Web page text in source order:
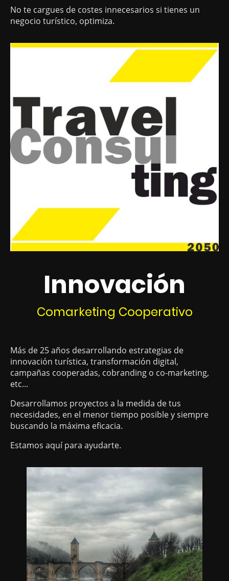
No te cargues de costes innecesarios si tienes un
negocio turístico, optimiza.
Innovación
Comarketing Cooperativo
Más de 25 años desarrollando estrategias de
innovación turística, transformación digital,
campañas cooperadas, cobranding o co-marketing,
etc...
Desarrollamos proyectos a la medida de tus
necesidades, en el menor tiempo posible y siempre
buscando la máxima eficacia.
Estamos aquí para ayudarte.